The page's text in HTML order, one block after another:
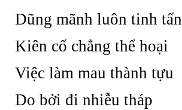
Dũng mãnh luôn tinh tấn
Kiên cố chẳng thể hoại
Việc làm mau thành tựu
Do bởi đi nhiễu tháp